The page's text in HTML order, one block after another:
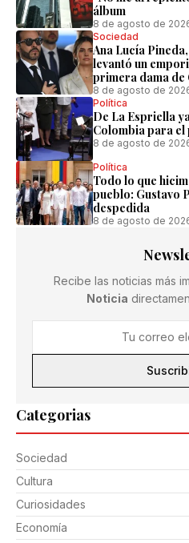
álbum
8 de agosto de
Sociedad
Ana Lucía
levantó un
primera dama de
8 de agosto de
Política
De La Espriella
Colombia para
8 de agosto de
Política
Todo lo que
pueblo: Gustavo
despedida
8 de agosto de
Categorias
Sociedad
Cultura
Curiosidades
Economía
Recibe las noticias más
Noticia